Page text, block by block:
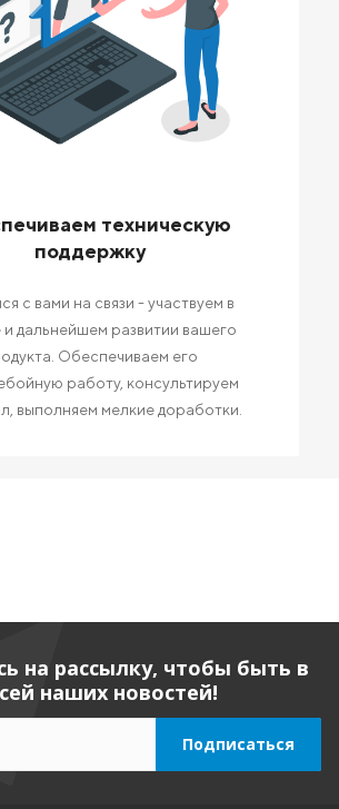
техническую
поддержку
с вами на связи - участвуем в
и дальнейшем развитии вашего
Обеспечиваем его
работу, консультируем
выполняем мелкие доработки.
на рассылку, чтобы быть в
наших новостей!